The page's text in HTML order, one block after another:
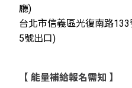
廳)
台北市信義區光復南路
5號出口)
【 能量補給報名需知 】